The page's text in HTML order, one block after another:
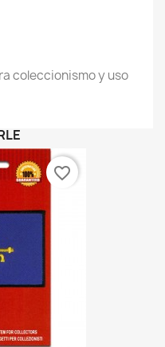
coleccionismo y uso
favorite_border